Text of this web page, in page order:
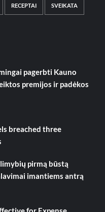
RECEPTAI SVEIKATA
pagerbti Kauno
premijos ir padėkos
breached three
pirmą būstą
imantiems antrą